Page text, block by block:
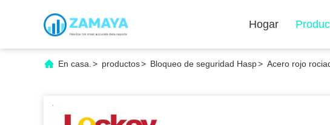
Hogar
En casa. > productos> Bloqueo de seguridad Hasp> Acero rojo